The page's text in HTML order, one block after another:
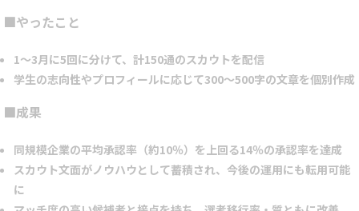
■やったこと
1〜3月に5回に分けて、計150通のスカウトを配信
学生の志向性やプロフィールに応じて300〜500字の文章を個別作成
■成果
同規模企業の平均承認率（約10％）を上回る14％の承認率を達成
スカウト文面がノウハウとして蓄積され、今後の運用にも転用可能
に